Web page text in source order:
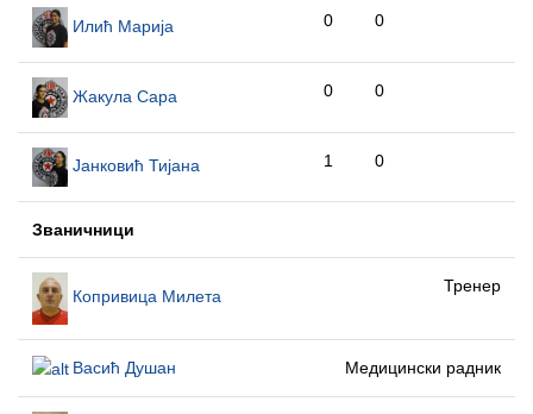
Илић Марија 0 0
Жакула Сара 0 0
Јанковић Тијана 1 0
Званичници
Копривица Милета
Тренер
Васић Душан Медицински радник